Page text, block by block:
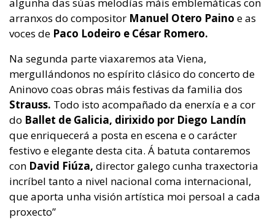
algunha das súas melodías máis emblemáticas con
arranxos do compositor Manuel Otero Paino e as
voces de Paco Lodeiro e César Romero.
Na segunda parte viaxaremos ata Viena,
mergullándonos no espírito clásico do concerto de
Aninovo coas obras máis festivas da familia dos
Strauss. Todo isto acompañado da enerxía e a cor
do Ballet de Galicia, dirixido por Diego Landín
que enriquecerá a posta en escena e o carácter
festivo e elegante desta cita. Á batuta contaremos
con David Fiúza, director galego cunha traxectoria
incríbel tanto a nivel nacional coma internacional,
que aporta unha visión artística moi persoal a cada
proxecto”